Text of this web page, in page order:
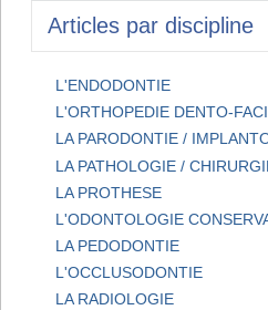
Articles par discipline
L'ENDODONTIE
L'ORTHOPEDIE DENTO-
LA PARODONTIE /
LA PATHOLOGIE /
LA PROTHESE
L'ODONTOLOGIE
LA PEDODONTIE
L'OCCLUSODONTIE
LA RADIOLOGIE